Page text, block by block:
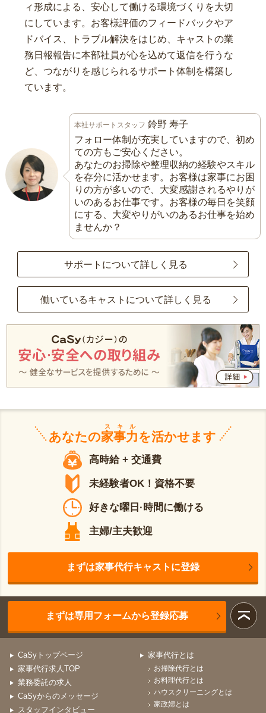
ィ形成による、安心して働ける環境づくりを大切
にしています。お客様評価のフィードバックやア
ドバイス、トラブル解決をはじめ、キャストの業
務日報報告に本部社員が心を込めて返信を行うな
ど、つながりを感じられるサポート体制を構築し
ています。
本社サポートスタッフ 鈴野 寿子
フォロー体制が充実していますので、初め
ての方もご安心ください。
あなたのお掃除や整理収納の経験やスキル
を存分に活かせます。お客様は家事にお困
りの方が多いので、大変感謝されるやりが
いのあるお仕事です。お客様の毎日を笑顔
にする、大変やりがいのあるお仕事を始め
ませんか？
サポートについて詳しく見る
働いているキャストについて詳しく見る
あなたの家事力
スキル
を活かせます
高時給 + 交通費
未経験者OK！資格不要
好きな曜日·時間に働ける
主婦/主夫歓迎
まずは家事代行キャストに登録
まずは専用フォームから登録応募
CaSyトップページ
家事代行求人TOP
業務委託の求人
CaSyからのメッセージ
スタッフインタビュー
家事代行とは
お掃除代行とは
お料理代行とは
ハウスクリーニングとは
家政婦とは